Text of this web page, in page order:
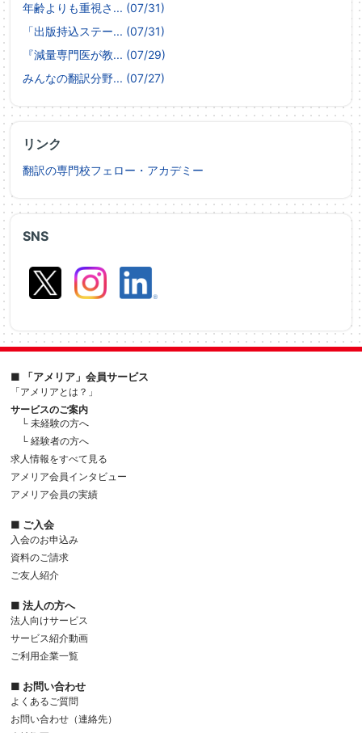
SNS
年齢よりも重視さ... (07/31)
「出版持込ステー... (07/31)
『減量専門医が教... (07/29)
みんなの翻訳分野... (07/27)
リンク
翻訳の専門校フェロー・アカデミー
■ 「アメリア」会員サービス
「アメリアとは？」
サービスのご案内
└ 未経験の方へ
└ 経験者の方へ
求人情報をすべて見る
アメリア会員インタビュー
アメリア会員の実績
■ ご入会
入会のお申込み
資料のご請求
ご友人紹介
■ 法人の方へ
法人向けサービス
サービス紹介動画
ご利用企業一覧
■ お問い合わせ
よくあるご質問
お問い合わせ（連絡先）